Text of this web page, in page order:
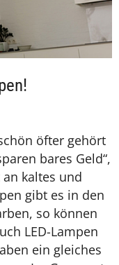
öfter gehört
bares Geld“,
kaltes und
gibt es in den
so können
LED-Lampen
ein gleiches